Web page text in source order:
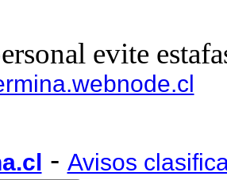
evite
- Avisos